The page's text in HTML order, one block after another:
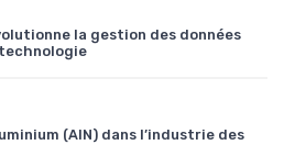
la gestion des données
(AlN) dans l’industrie des